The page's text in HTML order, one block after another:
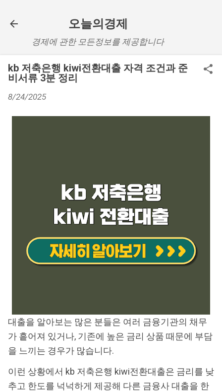
오늘의경제
경제에 관한 모든정보를 제공합니다
kb 저축은행 kiwi전환대출 자격 조건과 준
비서류 3분 정리
8/24/2025
대출을 알아보는 많은 분들은 여러 금융기관의 채무
가 흩어져 있거나, 기존에 높은 금리 상품 때문에 부담
을 느끼는 경우가 많습니다.
이런 상황에서 kb 저축은행 kiwi전환대출은 금리를 낮
추고 한도를 넉넉하게 제공해 다른 금융사 대출을 한